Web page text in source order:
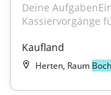
Deine
Kassiervorgänge
Kaufland
Herten, Raum